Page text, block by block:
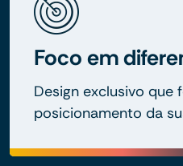
Foco em
Design exclusivo que
posicionamento da